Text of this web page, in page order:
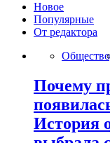
Новое
Популярные
От редактора
Почему
История